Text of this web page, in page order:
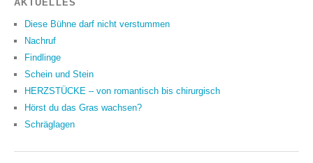
AKTUELLES
Diese Bühne darf nicht verstummen
Nachruf
Findlinge
Schein und Stein
HERZSTÜCKE – von romantisch bis chirurgisch
Hörst du das Gras wachsen?
Schräglagen